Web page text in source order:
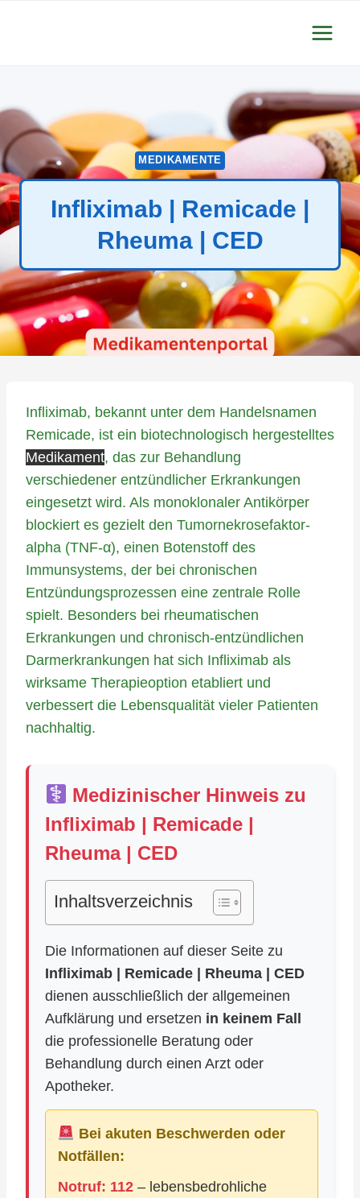
MEDIKAMENTE
Infliximab | Remicade |
Rheuma | CED
Infliximab, bekannt unter dem Handelsnamen
Remicade, ist ein biotechnologisch hergestelltes
Medikament, das zur Behandlung
verschiedener entzündlicher Erkrankungen
eingesetzt wird. Als monoklonaler Antikörper
blockiert es gezielt den Tumornekrosefaktor-
alpha (TNF-α), einen Botenstoff des
Immunsystems, der bei chronischen
Entzündungsprozessen eine zentrale Rolle
spielt. Besonders bei rheumatischen
Erkrankungen und chronisch-entzündlichen
Darmerkrankungen hat sich Infliximab als
wirksame Therapieoption etabliert und
verbessert die Lebensqualität vieler Patienten
nachhaltig.
Medizinischer Hinweis zu
Infliximab | Remicade |
Rheuma | CED
Inhaltsverzeichnis
Die Informationen auf dieser Seite zu
Infliximab | Remicade | Rheuma | CED
dienen ausschließlich der allgemeinen
Aufklärung und ersetzen in keinem Fall
die professionelle Beratung oder
Behandlung durch einen Arzt oder
Apotheker.
Bei akuten Beschwerden oder
Notfällen:
Notruf: 112 – lebensbedrohliche